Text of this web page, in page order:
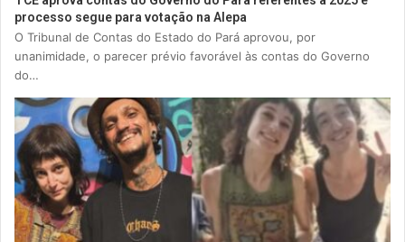
processo segue para votação na Alepa
O Tribunal de Contas do Estado do Pará aprovou, por
unanimidade, o parecer prévio favorável às contas do Governo
do…